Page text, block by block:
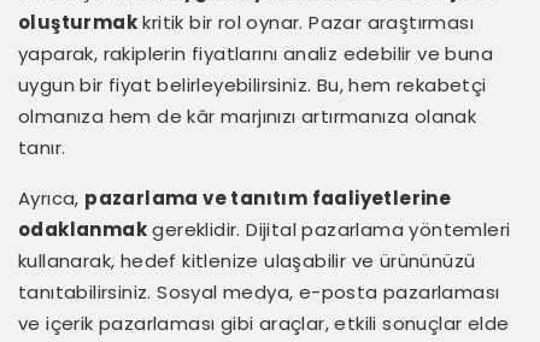
oluşturmakkritik bir rol oynar. Pazar araştırması
yaparak, rakiplerin fiyatlarını analiz edebilir ve buna
uygun bir fiyat belirleyebilirsiniz. Bu, hem rekabetçi
olmanıza hem de kâr marjınızı artırmanıza olanak
tanır.
Ayrıca, pazarlama ve tanıtım faaliyetlerine
odaklanmakgereklidir. Dijital pazarlama yöntemleri
kullanarak, hedef kitlenize ulaşabilir ve ürününüzü
tanıtabilirsiniz. Sosyal medya, e-posta pazarlaması
ve içerik pazarlaması gibi araçlar, etkili sonuçlar elde